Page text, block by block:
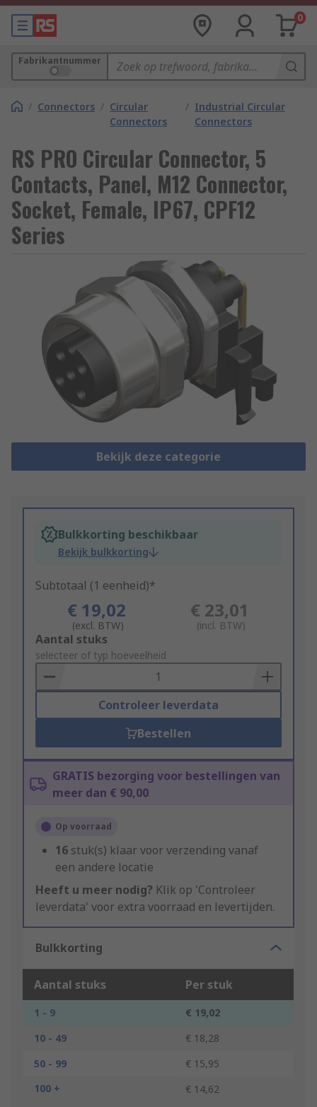
0
Fabrikantnummer
/ Connectors / Circular
Connectors
/ Industrial Circular
Connectors
RS PRO Circular Connector, 5
Contacts, Panel, M12 Connector,
Socket, Female, IP67, CPF12
Series
Bekijk deze categorie
Bulkkorting beschikbaar
Bekijk bulkkorting
Subtotaal (1 eenheid)*
€ 19,02
(excl. BTW)
€ 23,01
(incl. BTW)
Add
to
Basket
Aantal stuks
selecteer of typ hoeveelheid
Controleer leverdata
Bestellen
GRATIS bezorging voor bestellingen van
meer dan € 90,00
Op voorraad
16 stuk(s) klaar voor verzending vanaf
een andere locatie
Heeft u meer nodig? Klik op 'Controleer
leverdata' voor extra voorraad en levertijden.
Bulkkorting
Aantal stuks Per stuk
1 - 9
€ 19,02
10 - 49
€ 18,28
50 - 99
€ 15,95
100 +
€ 14,62